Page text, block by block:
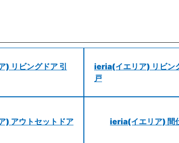
リビングドア 引
ieria(イエリア) リビン
戸
) アウトセットドア ieria(イエリア) 間